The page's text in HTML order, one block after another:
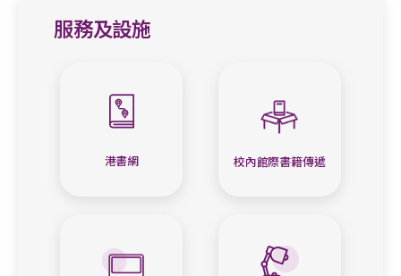
服務及設施
港書網 校內館際書籍傳遞